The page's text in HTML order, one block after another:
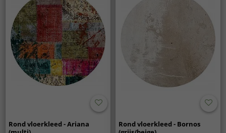
Rond vloerkleed - Ariana
Rond vloerkleed - Bornos